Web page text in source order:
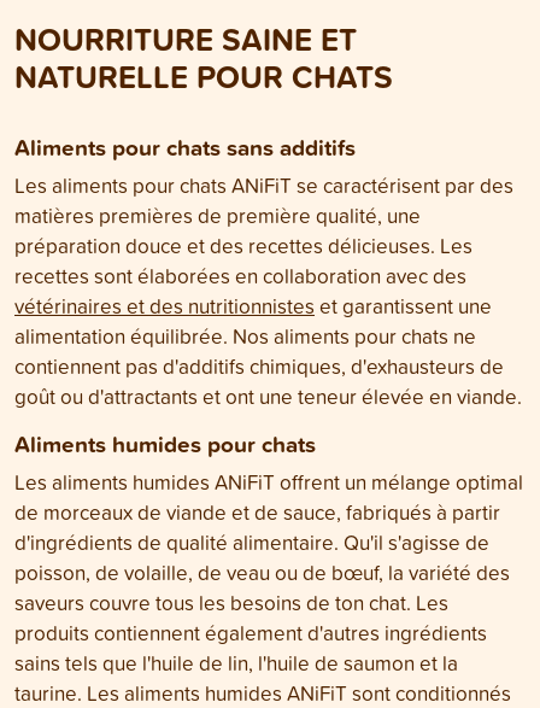
découvrirez quels sont les principes
d’une alimentation adaptée à la
nature du chat et quel type de
nutrition respecte le mieux ses
NOURRITURE SAINE ET
NATURELLE POUR CHATS
Aliments pour chats sans additifs
Les aliments pour chats ANiFiT se caractérisent par des
matières premières de première qualité, une
préparation douce et des recettes délicieuses. Les
recettes sont élaborées en collaboration avec des
vétérinaires et des nutritionnistes et garantissent une
alimentation équilibrée. Nos aliments pour chats ne
contiennent pas d'additifs chimiques, d'exhausteurs de
goût ou d'attractants et ont une teneur élevée en viande.
Aliments humides pour chats
Les aliments humides ANiFiT offrent un mélange optimal
de morceaux de viande et de sauce, fabriqués à partir
d'ingrédients de qualité alimentaire. Qu'il s'agisse de
poisson, de volaille, de veau ou de bœuf, la variété des
saveurs couvre tous les besoins de ton chat. Les
produits contiennent également d'autres ingrédients
sains tels que l'huile de lin, l'huile de saumon et la
taurine. Les aliments humides ANiFiT sont conditionnés